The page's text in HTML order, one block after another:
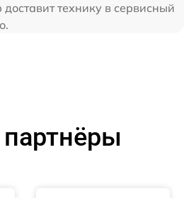
технику в сервисный